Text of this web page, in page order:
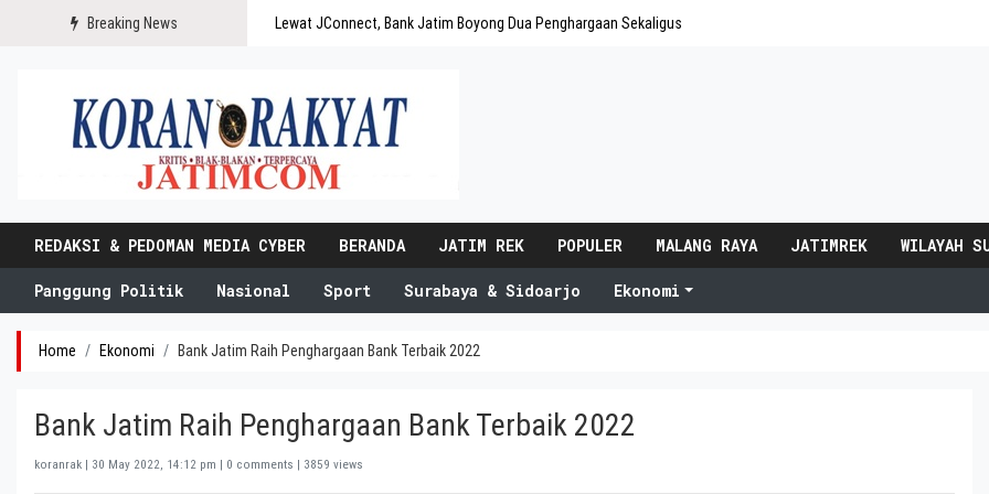
Breaking News Lewat JConnect, Bank Jatim Boyong Dua Penghargaan Sekaligus
REDAKSI & PEDOMAN MEDIA CYBER BERANDA JATIM REK POPULER MALANG RAYA JATIMREK WILAYAH
Panggung Politik Nasional Sport Surabaya & Sidoarjo Ekonomi
Home Ekonomi Bank Jatim Raih Penghargaan Bank Terbaik 2022
Bank Jatim Raih Penghargaan Bank Terbaik 2022
koranrak | 30 May 2022, 14:12 pm | 0 comments | 3859 views